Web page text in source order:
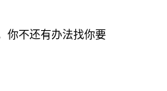
你不还有办法找你要